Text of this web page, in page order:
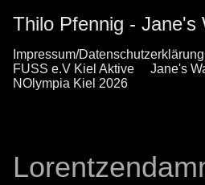
Thilo Pfennig - Jane's
Impressum/Datenschutzerklärung
FUSS e.V Kiel Aktive
Jane's
NOlympia Kiel 2026